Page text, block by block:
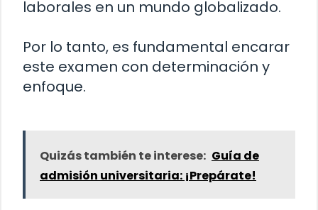
laborales en un mundo globalizado.
Por lo tanto, es fundamental encarar
este examen con determinación y
enfoque.
Quizás también te interese: Guía de
admisión universitaria: ¡Prepárate!